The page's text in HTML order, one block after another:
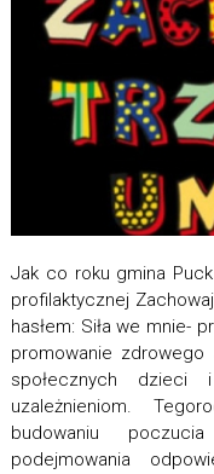
Jak co roku gmina
profilaktycznej
hasłem: Siła we mnie-
promowanie
społecznych dzieci
uzależnieniom.
budowaniu
podejmowania